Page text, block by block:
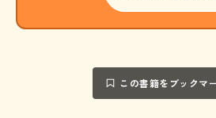
この書籍をブックマ